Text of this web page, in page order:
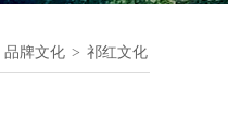
品牌文化 > 祁红文化